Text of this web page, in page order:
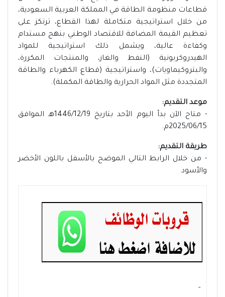
قطاعات منظومة الطاقة في المملكة العربية السعودية،
من خلال استراتيجية متكاملة لهذا القطاع، ترتكز على
تعظيم القيمة المضافة للاقتصاد الوطني بنهج مستدام
وكفاءة عالية، ويشمل ذلك استراتيجية للمواد
الهيدروكربونية (النفط والغاز، والمنتجات المكررة،
والبتروكيماويات)، واستراتيجية (قطاع الكهرباء والطاقة
المتجددة مثل المواد الحرارية والطاقة المكملة).
موعد التقديم:
- متاح الآن بدأ اليوم الأحد بتاريخ 1446/12/19هـ الموافق
2025/06/15م.
طريقة التقديم:
- من خلال الرابط التالي الموضح بالأسفل باللون الأخضر
والأسود
- ‏